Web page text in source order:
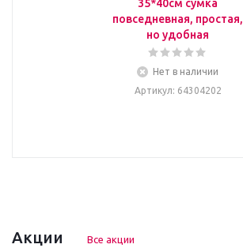
35*40см сумка
повседневная, простая,
но удобная
Нет в наличии
Артикул: 64304202
Акции Все акции